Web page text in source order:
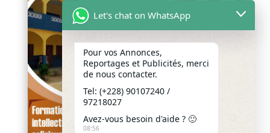
Let's chat on WhatsApp
Pour vos Annonces,
Reportages et Publicités, merci
de nous contacter.
Tel: (+228) 90107240 /
97218027
Avez-vous besoin d'aide ? 🙂
08:56